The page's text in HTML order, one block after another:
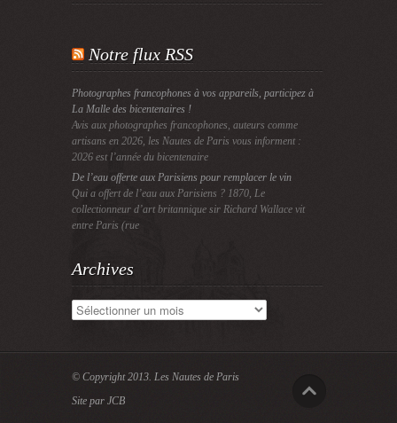
Notre flux RSS
Photographes francophones à vos appareils, participez à
La Malle des bicentenaires !
Avis aux photographes francophones, auteurs comme
artisans en 2026, les Nautes de Paris vous informent :
2026 est l’année du bicentenaire
De l’eau offerte aux Parisiens pour remplacer le vin
Qui a offert de l’eau aux Parisiens ? 1870, Le
collectionneur d’art britannique sir Richard Wallace vit
entre Paris (rue
Archives
Archives
© Copyright 2013. Les Nautes de Paris
Site par JCB